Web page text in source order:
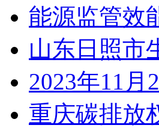
能源监管效
山东日照市
2023年11
重庆碳排放